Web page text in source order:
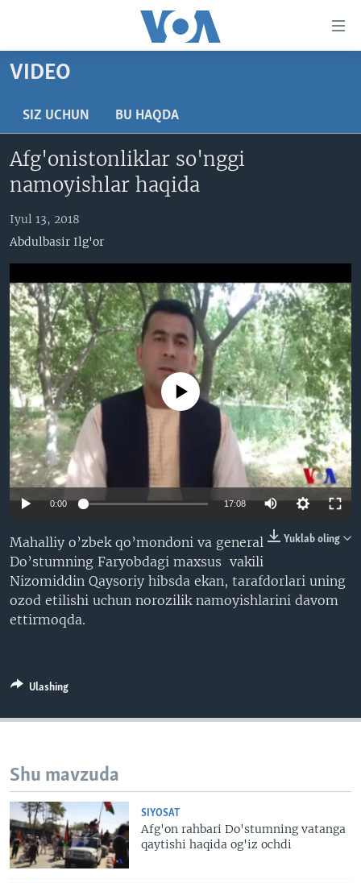
boring
Boshiga
Qidiruvga
AMERIKA
XALQARO
VATANDOSHLAR
MULTIMEDIA
XALQARO HAYOT
VASHINGTON CHOYXONASI
MOBIL-SALOM!
VIDEO
XABARLAR SURATLARDA
FACEBOOK
YOUTUBE
INSTAGRAM
ODNOKLASSNIKI
TELEGRAM
TWITTER
SOUNDCLOUD
INGLIZ TILI DARSLARI
EDITORIAL
Learning English
VOA
VIDEO
SIZ UCHUN BU HAQDA
Afg'onistonliklar so'nggi
namoyishlar haqida
Iyul 13, 2018
Abdulbasir Ilg'or
No media source currently available
0:00 17:08
Yuklab oling
Mahalliy o’zbek qo’mondoni va general
Do’stumning Faryobdagi maxsus vakili
Nizomiddin Qaysoriy hibsda ekan, tarafdorlari uning
ozod etilishi uchun norozilik namoyishlarini davom
ettirmoqda.
Ulashing
Shu mavzuda
SIYOSAT
Afg'on rahbari Do'stumning vatanga
qaytishi haqida og'iz ochdi